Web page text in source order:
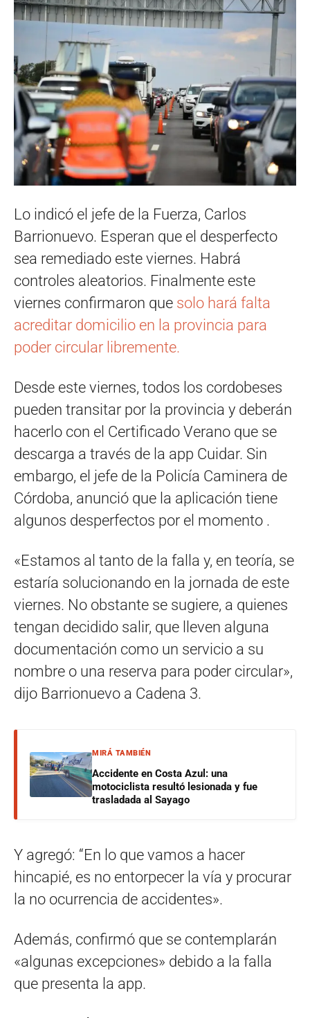
Lo indicó el jefe de la Fuerza, Carlos
Barrionuevo. Esperan que el desperfecto
sea remediado este viernes. Habrá
controles aleatorios. Finalmente este
viernes confirmaron que solo hará falta
acreditar domicilio en la provincia para
poder circular libremente.
Desde este viernes, todos los cordobeses
pueden transitar por la provincia y deberán
hacerlo con el Certificado Verano que se
descarga a través de la app Cuidar. Sin
embargo, el jefe de la Policía Caminera de
Córdoba, anunció que la aplicación tiene
algunos desperfectos por el momento .
«Estamos al tanto de la falla y, en teoría, se
estaría solucionando en la jornada de este
viernes. No obstante se sugiere, a quienes
tengan decidido salir, que lleven alguna
documentación como un servicio a su
nombre o una reserva para poder circular»,
dijo Barrionuevo a Cadena 3.
MIRÁ TAMBIÉN
Accidente en Costa Azul: una
motociclista resultó lesionada y fue
trasladada al Sayago
Y agregó: “En lo que vamos a hacer
hincapié, es no entorpecer la vía y procurar
la no ocurrencia de accidentes».
Además, confirmó que se contemplarán
«algunas excepciones» debido a la falla
que presenta la app.